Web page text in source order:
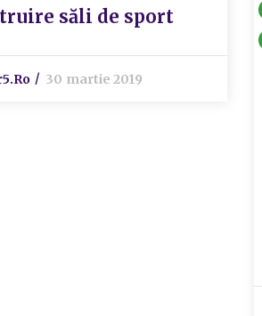
săli de sport
30 martie 2019